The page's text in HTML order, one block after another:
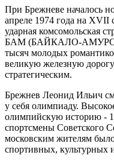
При Брежневе началось
апреле 1974 года на
ударная комсомольская
БАМ (БАЙКАЛО-
тысяч молодых
великую железную
стратегическим.
Брежнев Леонид Ильич
у себя олимпиаду.
олимпийскую историю -
спортсмены Советского
московским жителям
спортивных,